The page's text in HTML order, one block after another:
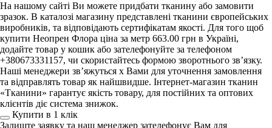
На нашому сайті Ви можете придбати тканину або замовити
зразок. В каталозі магазину представлені тканини європейських
виробників, та відповідають сертифікатам якості. Для того щоб
купити Неопрен Флора ціна за метр 663.00 грн в Україні,
додайте товар у кошик або зателефонуйте за телефоном
+380673331157, чи скористайтесь формою зворотнього зв’язку.
Наші менеджери зв’яжуться х Вами для уточнення замовлення
та відправлять товар як найшвидше. Інтернет-магазин тканин
«Тканини» гарантує якість товару, для постійних та оптових
клієнтів діє система знижок.
Купити в 1 клiк
Залиште заявку та наш менеджер зателефонує Вам для